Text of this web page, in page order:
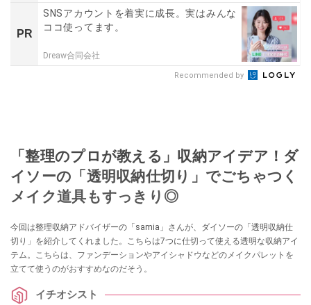
PR
SNSアカウントを着実に成長。実はみんな
ココ使ってます。
Dreaw合同会社
Recommended by
「整理のプロが教える」収納アイデア！ダ
イソーの「透明収納仕切り」でごちゃつく
メイク道具もすっきり◎
今回は整理収納アドバイザーの「samia」さんが、ダイソーの「透明収納仕
切り」を紹介してくれました。こちらは7つに仕切って使える透明な収納アイ
テム。こちらは、ファンデーションやアイシャドウなどのメイクパレットを
立てて使うのがおすすめなのだそう。
イチオシスト